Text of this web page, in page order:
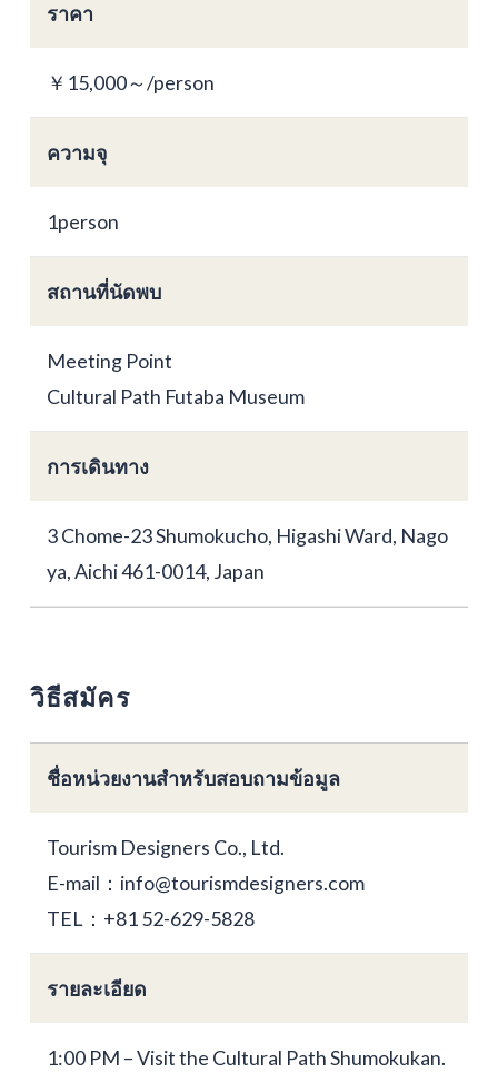
ราคา
￥15,000～/person
ความจุ
1person
สถานที่นัดพบ
Meeting Point
Cultural Path Futaba Museum
การเดินทาง
3 Chome-23 Shumokucho, Higashi Ward, Nago
ya, Aichi 461-0014, Japan
วิธีสมัคร
ชื่อหน่วยงานสำหรับสอบถามข้อมูล
Tourism Designers Co., Ltd.
E-mail：info@tourismdesigners.com
TEL：+81 52-629-5828
รายละเอียด
1:00 PM – Visit the Cultural Path Shumokukan.